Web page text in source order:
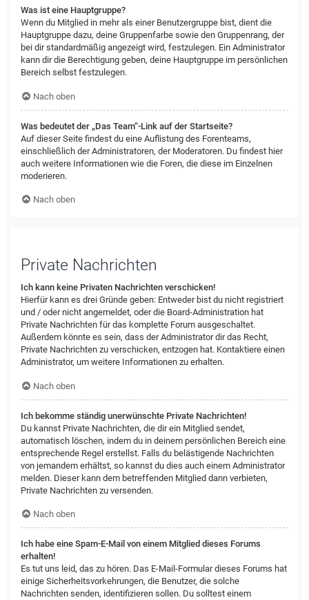
Was ist eine Hauptgruppe?
Wenn du Mitglied in mehr als einer Benutzergruppe bist, dient die
Hauptgruppe dazu, deine Gruppenfarbe sowie den Gruppenrang, der
bei dir standardmäßig angezeigt wird, festzulegen. Ein Administrator
kann dir die Berechtigung geben, deine Hauptgruppe im persönlichen
Bereich selbst festzulegen.
Nach oben
Was bedeutet der „Das Team“-Link auf der Startseite?
Auf dieser Seite findest du eine Auflistung des Forenteams,
einschließlich der Administratoren, der Moderatoren. Du findest hier
auch weitere Informationen wie die Foren, die diese im Einzelnen
moderieren.
Nach oben
Private Nachrichten
Ich kann keine Privaten Nachrichten verschicken!
Hierfür kann es drei Gründe geben: Entweder bist du nicht registriert
und / oder nicht angemeldet, oder die Board-Administration hat
Private Nachrichten für das komplette Forum ausgeschaltet.
Außerdem könnte es sein, dass der Administrator dir das Recht,
Private Nachrichten zu verschicken, entzogen hat. Kontaktiere einen
Administrator, um weitere Informationen zu erhalten.
Nach oben
Ich bekomme ständig unerwünschte Private Nachrichten!
Du kannst Private Nachrichten, die dir ein Mitglied sendet,
automatisch löschen, indem du in deinem persönlichen Bereich eine
entsprechende Regel erstellst. Falls du belästigende Nachrichten
von jemandem erhältst, so kannst du dies auch einem Administrator
melden. Dieser kann dem betreffenden Mitglied dann verbieten,
Private Nachrichten zu versenden.
Nach oben
Ich habe eine Spam-E-Mail von einem Mitglied dieses Forums
erhalten!
Es tut uns leid, das zu hören. Das E-Mail-Formular dieses Forums hat
einige Sicherheitsvorkehrungen, die Benutzer, die solche
Nachrichten senden, identifizieren sollen. Du solltest einem